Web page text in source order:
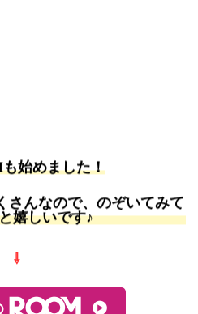
始めました！
さんなので、のぞいてみて
嬉しいです♪
⇩